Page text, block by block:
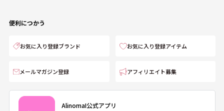
便利につかう
お気に入り登録ブランド お気に入り登録アイテム
メールマガジン登録 アフィリエイト募集
AlinomaI公式アプリ